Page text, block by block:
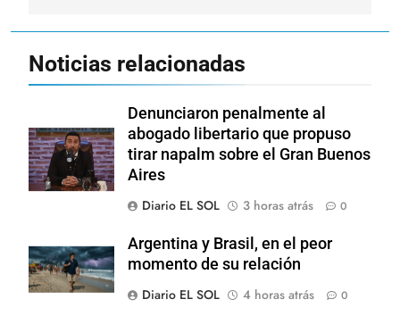
Noticias relacionadas
Denunciaron penalmente al
abogado libertario que propuso
tirar napalm sobre el Gran Buenos
Aires
Diario EL SOL
3 horas atrás 0
Argentina y Brasil, en el peor
momento de su relación
Diario EL SOL
4 horas atrás 0